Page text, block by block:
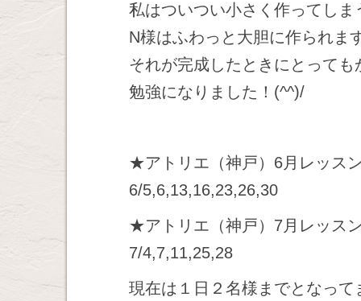
私はついつい小さく作ってしま
N様はふわっと大胆に作られま
それが完成したときにとっても
勉強になりました！(^^)/
★アトリエ（神戸）6月レッス
6/5,6,13,16,23,26,30
★アトリエ（神戸）7月レッス
7/4,7,11,25,28
現在は１日２名様までとなって